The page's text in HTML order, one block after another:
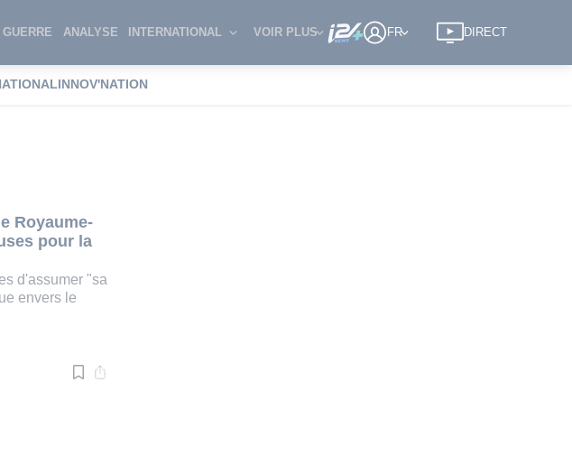
GUERRE ANALYSE INTERNATIONAL VOIR PLUS FR DIRECT
INNOV'NATION
Royaume-
pour la
d'assumer "sa
envers le